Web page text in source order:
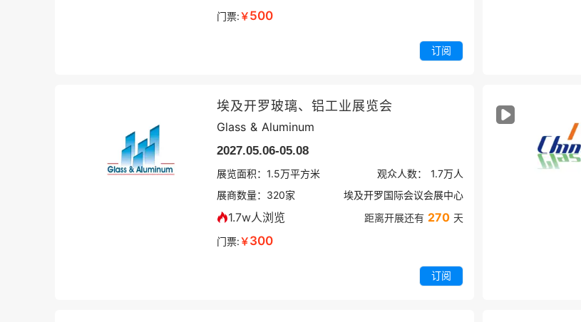
门票:￥500
订阅
埃及开罗玻璃、铝工业展览会
Glass & Aluminum
2027.05.06-05.08
展览面积： 1.5万平方米 观众人数： 1.7万人
展商数量： 320家 埃及开罗国际会议会展中心
1.7w人浏览 距离开展还有 270 天
门票:￥300
订阅